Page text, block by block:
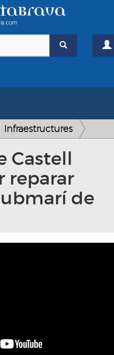
Infraestructures
Castell
reparar
de